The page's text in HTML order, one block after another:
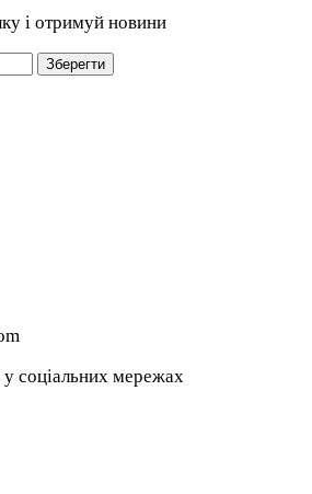
і отримуй новини
Зберегти
соціальних мережах